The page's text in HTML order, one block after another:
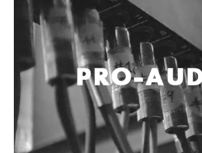
Espigas y conectores
Accesorios
Otros Instrumentos de Cuerdas
Ukulele
Mandolina
Mariachi